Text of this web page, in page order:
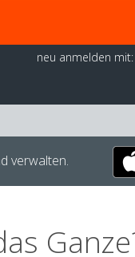
neu anmelden mit:
verwalten.